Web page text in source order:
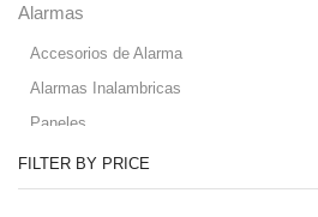
Alarmas
Accesorios de Alarma
Alarmas Inalambricas
Paneles
Audio
FILTER BY PRICE